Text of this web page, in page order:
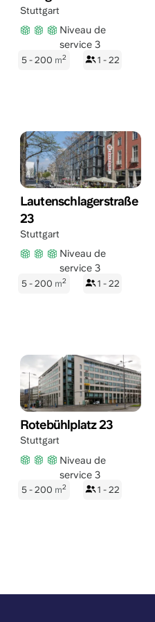
Stuttgart
Niveau de
service 3
5 - 200 m2 1 - 22
Lautenschlagerstraße
23
Stuttgart
Niveau de
service 3
5 - 200 m2 1 - 22
Rotebühlplatz 23
Stuttgart
Niveau de
service 3
5 - 200 m2 1 - 22